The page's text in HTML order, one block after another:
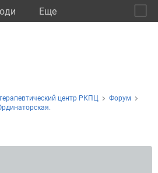
Eще
центр РКПЦ
Форум